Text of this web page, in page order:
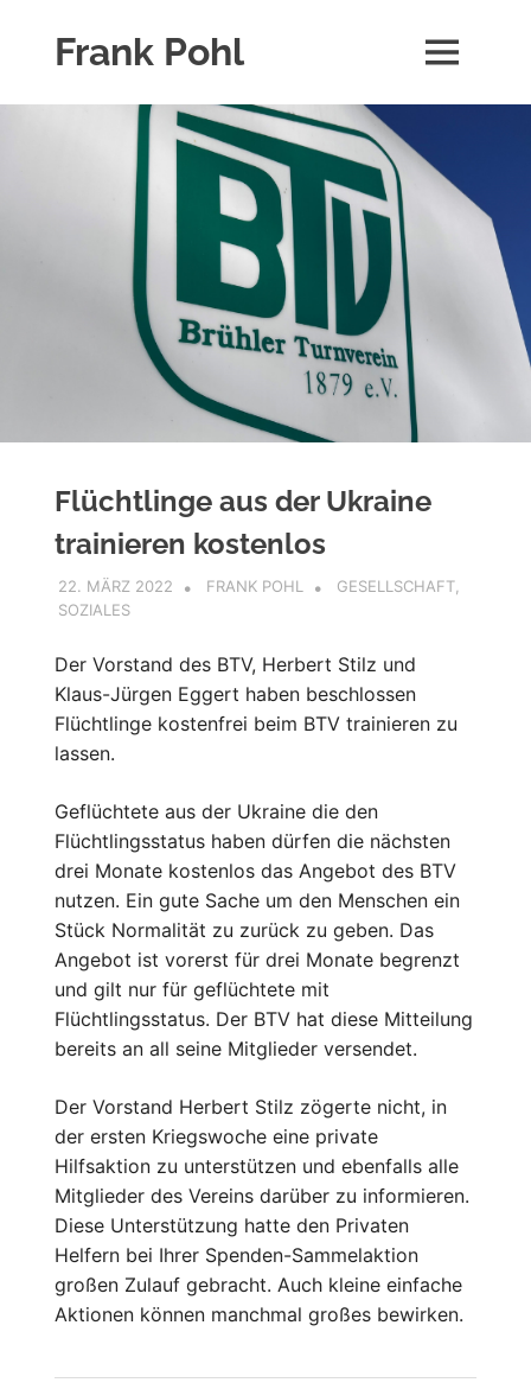
springenFrank Pohl
Aktivitäten.
MENÜ
Flüchtlinge aus der Ukraine
trainieren kostenlos
22. MÄRZ 2022 FRANK POHL GESELLSCHAFT
SOZIALES
Der Vorstand des BTV, Herbert Stilz und
Klaus-Jürgen Eggert haben beschlossen
Flüchtlinge kostenfrei beim BTV trainieren zu
lassen.
Geflüchtete aus der Ukraine die den
Flüchtlingsstatus haben dürfen die nächsten
drei Monate kostenlos das Angebot des BTV
nutzen. Ein gute Sache um den Menschen ein
Stück Normalität zu zurück zu geben. Das
Angebot ist vorerst für drei Monate begrenzt
und gilt nur für geflüchtete mit
Flüchtlingsstatus. Der BTV hat diese Mitteilung
bereits an all seine Mitglieder versendet.
Der Vorstand Herbert Stilz zögerte nicht, in
der ersten Kriegswoche eine private
Hilfsaktion zu unterstützen und ebenfalls alle
Mitglieder des Vereins darüber zu informieren.
Diese Unterstützung hatte den Privaten
Helfern bei Ihrer Spenden-Sammelaktion
großen Zulauf gebracht. Auch kleine einfache
Aktionen können manchmal großes bewirken.